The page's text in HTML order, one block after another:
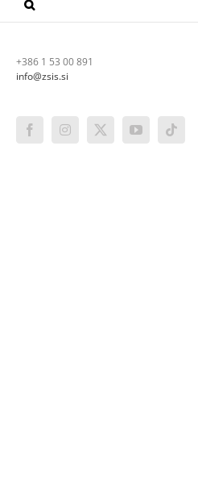
+386 1 53 00 891
info@zsis.si
FacebookInstagram
X YouTubeTiktok